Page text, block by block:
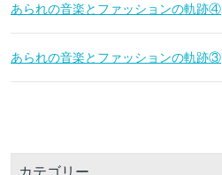
あられの音楽とファッションの軌跡④
あられの音楽とファッションの軌跡③
カテゴリー